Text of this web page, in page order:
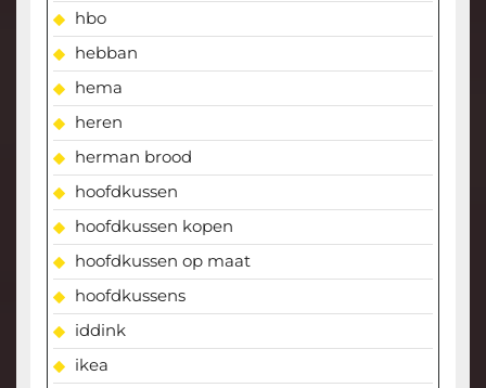
hbo
hebban
hema
heren
herman brood
hoofdkussen
hoofdkussen kopen
hoofdkussen op maat
hoofdkussens
iddink
ikea